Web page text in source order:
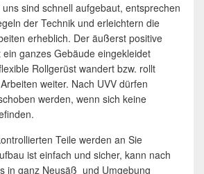
sind schnell aufgebaut, entsprechen
der Technik und erleichtern die
erheblich. Der äußerst positive
ein ganzes Gebäude eingekleidet
Rollgerüst wandert bzw. rollt
weiter. Nach UVV dürfen
werden, wenn sich keine
Teile werden an Sie
ist einfach und sicher, kann nach
in ganz Neusäß und Umgebung